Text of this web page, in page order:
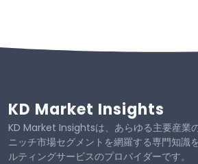
KD Market Insights
KD Market Insightsは、あらゆる主要産業
ニッチ市場セグメントを網羅する専門知識
ルティングサービスのプロバイダーです。